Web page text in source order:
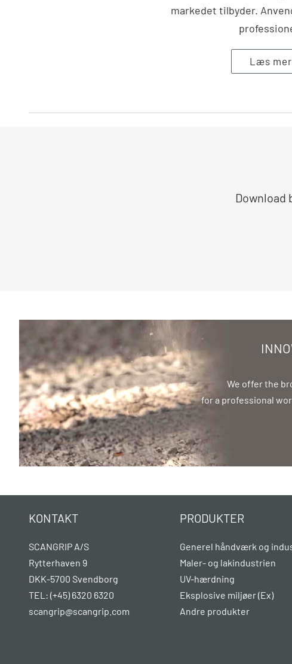
markedet tilbyder.
Læs
Download
We offer the
for a professional
KONTAKT
SCANGRIP A/S
Rytterhaven 9
DKK-5700 Svendborg
TEL: (+45) 6320 6320
scangrip@scangrip.com
PRODUKTER
Generel håndværk og
Maler- og lakindustrien
UV-hærdning
Eksplosive miljøer (Ex)
Andre produkter